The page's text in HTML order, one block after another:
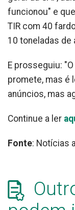
funcionou" e
TIR com 40
10 toneladas de
E prosseguiu:
promete, mas é
anúncios, mas
Continue a ler
Fonte: Notícias